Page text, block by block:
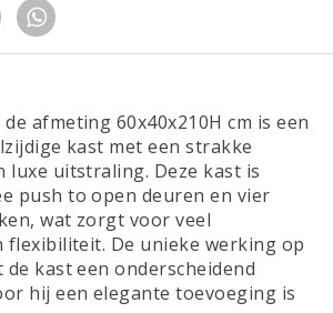
de afmeting 60x40x210H cm is een
kast met een strakke
luxe uitstraling. Deze kast is
push to open deuren en vier
wat zorgt voor veel
De unieke werking op
kast een onderscheidend
hij een elegante toevoeging is